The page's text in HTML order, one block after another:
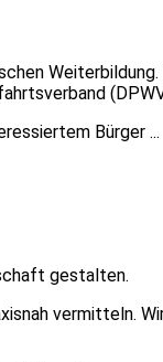
Bürger ...
gestalten.
vermitteln.